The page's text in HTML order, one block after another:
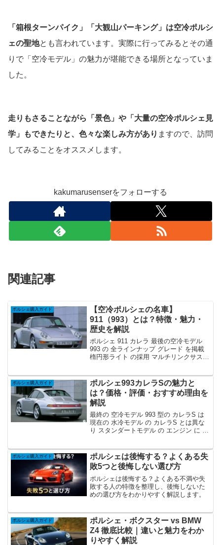
「箱根ターンパイク」「大観山パーキング」は空冷ポルシ
ェの聖地とも言われています。実際に行ってみるとその通
りで「空冷モデル」の魅力が堪能できる場所となっていま
した。
走りもさることながら「景色」や「大量の空冷ポルシェ見
学」もできたりと、色々な楽しみ方があり ますので、訪問
してみることをオススメします。
kakumarusenserをフォローする
関連記事
ポルシェ購入ガイド
【空冷ポルシェの名車】
911（993）とは？特徴・魅力・
歴史を解説
ポルシェ 911 カレラ 最後の空冷モデル
993 の 全ラインナップ グレード を掲載
楕円形ライト の採用 マルチリンクサスペ
していることもあり どの グレード も お
すすめ ですが ターボボディ を 採用 した
カレラ4S と 新たな方式 を 採用 した タ
ルガ の2台が特に おすすめです メンテナ
ンス に手間がかかることは 間違いありま
せん ので それも考慮すると 996型 の カ
レラ4S も購入候補に入れることをすすめ
します
ポルシェ購入ガイド
ポルシェ993カレラSの魅力と
は？価格・評価・おすすめ理由を
解説
最終の 空冷モデル 993 型の カレラS は
現在の 水冷モデル の カレラS とは異な
り スタンダートモデル の エンジン に タ
ドボディ に 帳尻を合わせる ために スペ
ーサー を利用したことなどもあり 狼の皮
をかぶった羊 などと 揶揄 されました 今
回この言葉が正しいかどうかを 検証 しま
す 狼の皮をかぶった羊 当時はそう言われ
ても仕方がないモデルであり その言葉は
A/T でゆっくり走らせることができると
いう点で 狼の皮をかぶったスマートな名
車 としたいと思います
ポルシェ購入ガイド
ポルシェは後悔する？よくある失
敗5つと後悔しない選び方
ポルシェは後悔する？よくある不満や失
敗する人の特徴を整理し、後悔しないた
めの選び方をわかりやすく解説します。
ポルシェ購入ガイド
ポルシェ・ボクスター vs BMW
Z4 徹底比較｜違いと魅力をわか
りやすく解説